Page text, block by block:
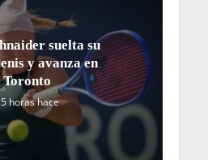
suelta su
y avanza en
Toronto
horas hace